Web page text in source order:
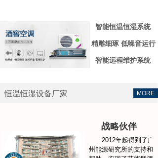
智能恒温恒湿系统
精雕细琢 低噪音运行
智能远程维护系统
恒温恒湿设备厂家 MORE
战略伙伴
2012年起得到了广
州能源研究所的支持和